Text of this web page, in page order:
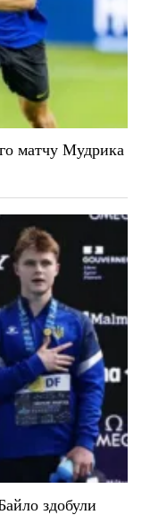
матчу Мудрика
здобули